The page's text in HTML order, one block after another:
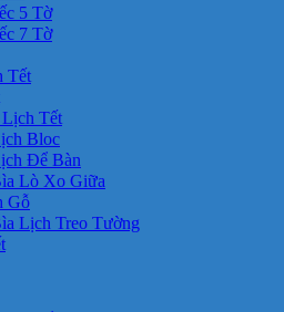
5 Tờ
7 Tờ
Tết
Tết
Bloc
Để Bàn
Lò Xo Giữa
Gỗ
Lịch Treo Tường